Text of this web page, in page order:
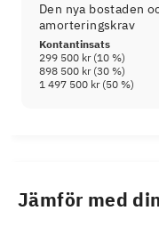
Den nya bostaden
amorteringskrav
Kontantinsats
299 500 kr(10 %)
898 500 kr(30 %)
1 497 500 kr(50 %)
Jämför med